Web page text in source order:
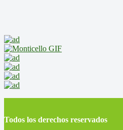
Todos los derechos reservados